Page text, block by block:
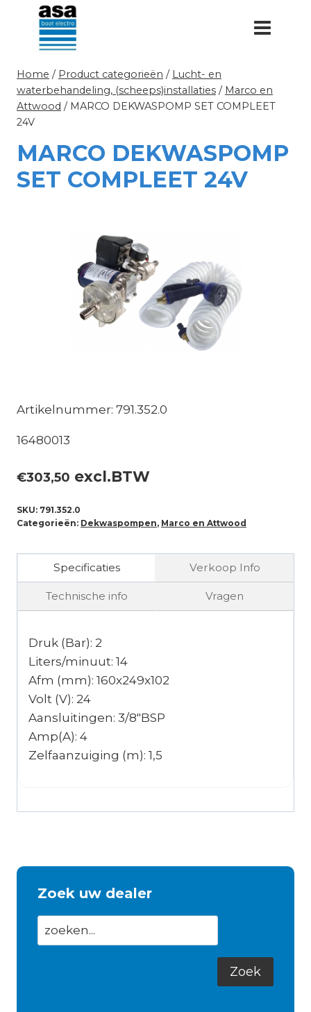
Doorgaan
inhoud
Home / Product categorieën / Lucht- en
waterbehandeling, (scheeps)installaties / Marco en
Attwood / MARCO DEKWASPOMP SET COMPLEET
24V
MARCO DEKWASPOMP
SET COMPLEET 24V
Artikelnummer: 791.352.0
16480013
€303,50 excl.BTW
SKU: 791.352.0
Categorieën: Dekwaspompen, Marco en Attwood
Specificaties Verkoop Info
Technische info Vragen
Druk (Bar): 2
Liters/minuut: 14
Afm (mm): 160x249x102
Volt (V): 24
Aansluitingen: 3/8″BSP
Amp(A): 4
Zelfaanzuiging (m): 1,5
Zoek uw dealer